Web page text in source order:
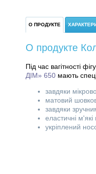
О ПРОДУКТЕ
О продукте
Під час вагітності
ДІМ» 650 мають
завдяки
матовий
завдяки
еластичні
укріплений